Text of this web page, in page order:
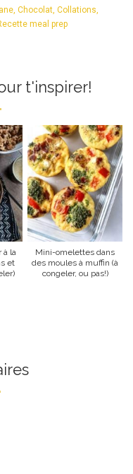
, Chocolat, Collations,
meal prep
t'inspirer!
à la
et
Mini-omelettes dans
des moules à muffin (à
congeler, ou pas!)